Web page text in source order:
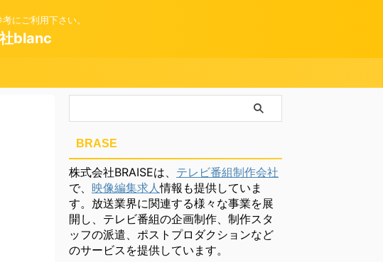
にご利用下さい。
blanc
BRASE
株式会社BRAISEは、 テレビ番組制作会社
で、 映像編集求人情報も提供していま
す。放送業界に関連する様々な事業を展
開し、テレビ番組の企画制作、制作スタ
ッフの派遣、ポストプロダクションなど
のサービスを提供しています。